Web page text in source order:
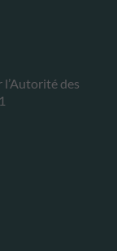
l’Autorité des